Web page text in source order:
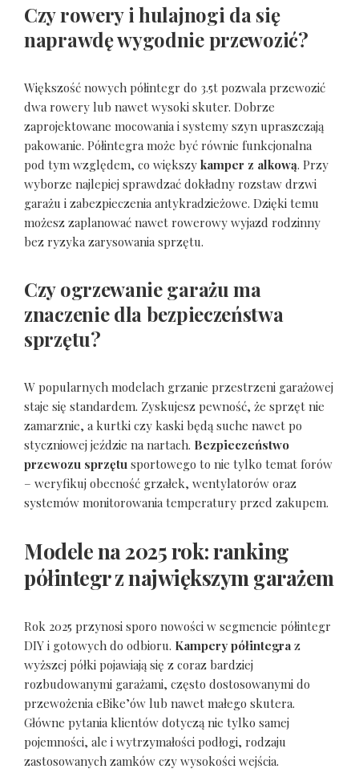
Czy rowery i hulajnogi da się
naprawdę wygodnie przewozić?
Większość nowych półintegr do 3.5t pozwala przewozić
dwa rowery lub nawet wysoki skuter. Dobrze
zaprojektowane mocowania i systemy szyn upraszczają
pakowanie. Półintegra może być równie funkcjonalna
pod tym względem, co większy kamper z alkową. Przy
wyborze najlepiej sprawdzać dokładny rozstaw drzwi
garażu i zabezpieczenia antykradzieżowe. Dzięki temu
możesz zaplanować nawet rowerowy wyjazd rodzinny
bez ryzyka zarysowania sprzętu.
Czy ogrzewanie garażu ma
znaczenie dla bezpieczeństwa
sprzętu?
W popularnych modelach grzanie przestrzeni garażowej
staje się standardem. Zyskujesz pewność, że sprzęt nie
zamarznie, a kurtki czy kaski będą suche nawet po
styczniowej jeździe na nartach. Bezpieczeństwo
przewozu sprzętu sportowego to nie tylko temat forów
– weryfikuj obecność grzałek, wentylatorów oraz
systemów monitorowania temperatury przed zakupem.
Modele na 2025 rok: ranking
półintegr z największym garażem
Rok 2025 przynosi sporo nowości w segmencie półintegr
DIY i gotowych do odbioru. Kampery półintegra z
wyższej półki pojawiają się z coraz bardziej
rozbudowanymi garażami, często dostosowanymi do
przewożenia eBike’ów lub nawet małego skutera.
Główne pytania klientów dotyczą nie tylko samej
pojemności, ale i wytrzymałości podłogi, rodzaju
zastosowanych zamków czy wysokości wejścia.